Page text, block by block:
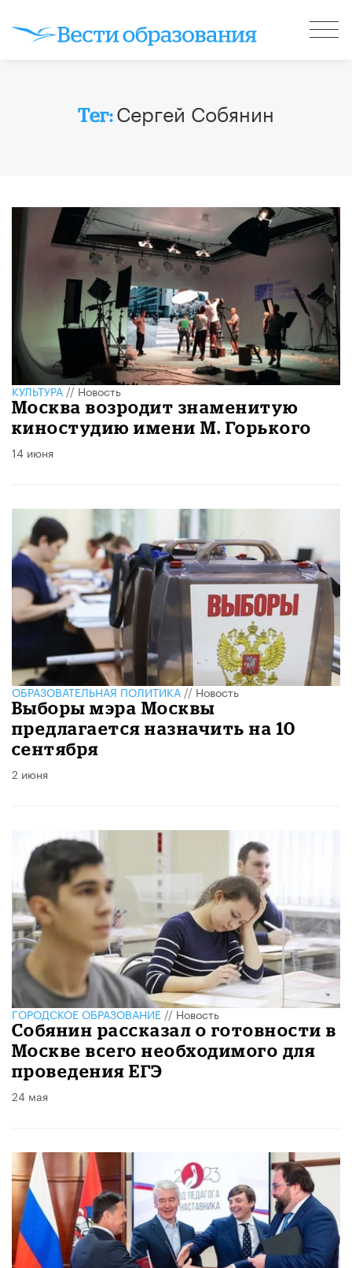
Тег:Сергей Собянин
КУЛЬТУРА//Новость
Москва возродит знаменитую
киностудию имени М. Горького
14 июня
ОБРАЗОВАТЕЛЬНАЯ ПОЛИТИКА//Новость
Выборы мэра Москвы
предлагается назначить на 10
сентября
2 июня
ГОРОДСКОЕ ОБРАЗОВАНИЕ//Новость
Собянин рассказал о готовности в
Москве всего необходимого для
проведения ЕГЭ
24 мая